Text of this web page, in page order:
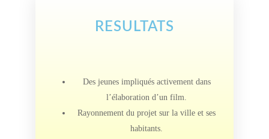
RESULTATS
Des jeunes impliqués activement dans
l’élaboration d’un film.
Rayonnement du projet sur la ville et ses
habitants.